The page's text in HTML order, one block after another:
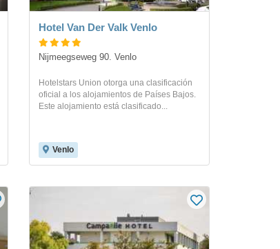
Hotel Van Der Valk Venlo
Nijmeegseweg 90. Venlo
Hotelstars Union otorga una clasificación
oficial a los alojamientos de Países Bajos.
Este alojamiento está clasificado...
Venlo